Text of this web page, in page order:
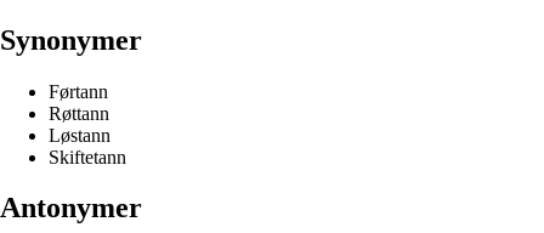
Synonymer
Førtann
Røttann
Løstann
Skiftetann
Antonymer